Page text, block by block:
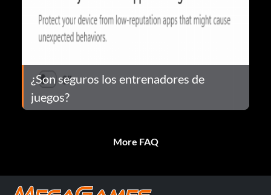
¿Son seguros los entrenadores de
juegos?
More FAQ